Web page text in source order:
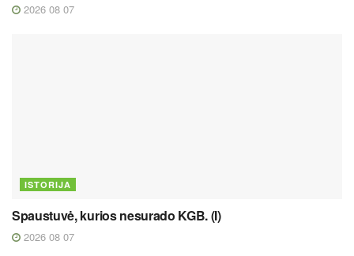
2026 08 07
ISTORIJA
Spaustuvė, kurios nesurado KGB. (I)
2026 08 07